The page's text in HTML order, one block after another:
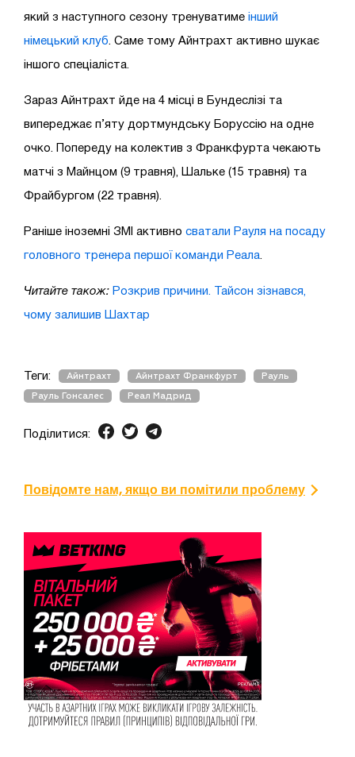
який з наступного сезону тренуватиме інший
німецький клуб . Саме тому Айнтрахт активно шукає
іншого спеціаліста.
Зараз Айнтрахт йде на 4 місці в Бундеслізі та
випереджає п’яту дортмундську Боруссію на одне
очко. Попереду на колектив з Франкфурта чекають
матчі з Майнцом (9 травня), Шальке (15 травня) та
Фрайбургом (22 травня).
Раніше іноземні ЗМІ активно сватали Рауля на посаду
головного тренера першої команди Реала
Читайте також: Розкрив причини. Тайсон зізнався,
чому залишив Шахтар
Теги: Айнтрахт Айнтрахт Франкфурт Рауль
Рауль Гонсалес Реал Мадрид
Поділитися:
Повідомте нам, якщо ви помітили проблему